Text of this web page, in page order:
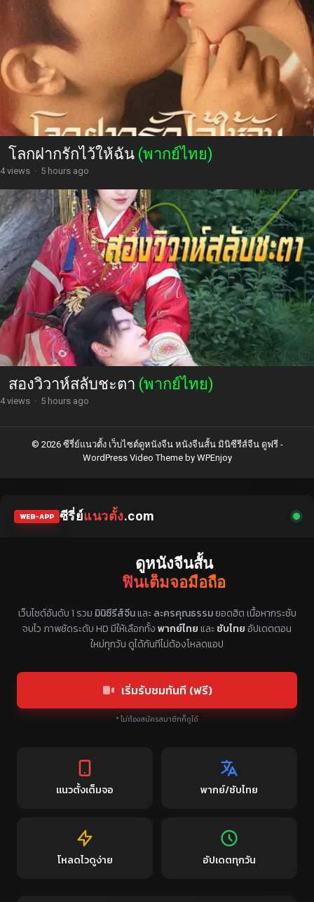
โลกฝากรักไว้ให้ฉัน (พากย์ไทย)
4 views · 5 hours ago
สองวิวาห์สลับชะตา (พากย์ไทย)
4 views · 5 hours ago
© 2026 ซีรี่ย์แนวตั้ง เว็บไซต์ดูหนังจีน หนังจีนสั้น มินิซีรีส์จีน ดูฟรี -
WordPress Video Themeby WPEnjoy
WEB-APP ซีรี่ย์แนวตั้ง.com
ดูหนังจีนสั้น
ฟินเต็มจอมือถือ
แหล่งรวมซีรี่ย์จีนแนวตั้ง พากย์ไทย ซับไทย
เว็บไซต์อันดับ 1 รวม มินิซีรีส์จีนและ ละครคุณธรรมยอดฮิต เนื้อหากระชับ
จบไว ภาพชัดระดับ HD มีให้เลือกทั้งพากย์ไทยและ ซับไทยอัปเดตตอน
ใหม่ทุกวัน ดูได้ทันทีไม่ต้องโหลดแอป
เริ่มรับชมทันที (ฟรี)
* ไม่ต้องสมัครสมาชิกก็ดูได้
แนวตั้งเต็มจอ พากย์/ซับไทย
โหลดไวดูง่าย อัปเดตทุกวัน